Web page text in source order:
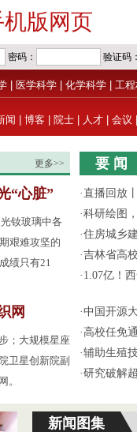
版网页
医学科学 化学科学 工
闻 博客 院士 人才 会议
更多>>
“心脏”
钕玻璃中各
艰难攻坚的
绩只有21
网
；大规模星座
卫星创新院副
。
要 闻
·直播回放
·科研绘图
·住房城乡
·吉林省高
· 1.07亿！
·中国开源
· 高校任免
·辅助生殖
·研究破解
新闻图集